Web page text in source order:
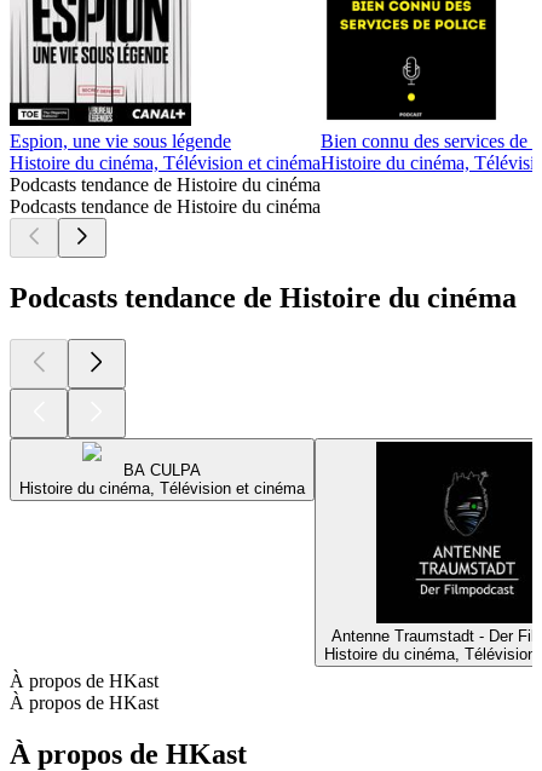
Espion, une vie sous légende
Histoire du cinéma, Télévision et cinéma
Bien connu des services de
Histoire du cinéma,
Podcasts tendance de Histoire du cinéma
Podcasts tendance de Histoire du cinéma
Podcasts tendance de Histoire du cinéma
BA CULPA
Histoire du cinéma, Télévision et cinéma
Antenne Traumstadt - Der
Histoire du cinéma, Télévision
À propos de HKast
À propos de HKast
À propos de HKast